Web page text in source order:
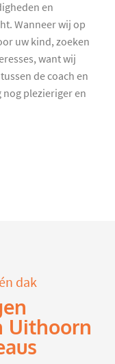
en
Wanneer wij op
uw kind, zoeken
want wij
de coach en
plezieriger en
dak
Uithoorn